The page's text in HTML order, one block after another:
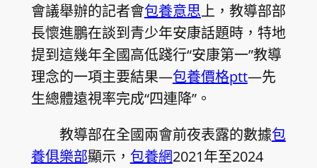
會議舉辦的記者會包養意思上，教導部部
長懷進鵬在談到青少年安康話題時，特地
提到這幾年全國高低踐行“安康第一”教導
理念的一項主要結果—包養價格ptt—先
生總體遠視率完成“四連降”。
教導部在全國兩會前夜表露的數據包
養俱樂部顯示， 包養網2021年至2024